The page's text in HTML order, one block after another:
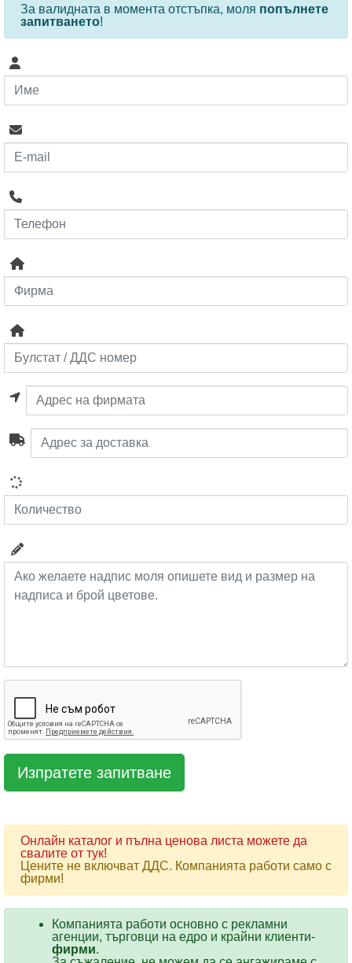
За валидната в момента отстъпка, моля попълнете
запитването!
Онлайн каталог и пълна ценова листа можете да
свалите от тук!
Цените не включват ДДС. Компанията работи само с
фирми!
Компанията работи основно с рекламни
агенции, търговци на едро и крайни клиенти-
фирми.